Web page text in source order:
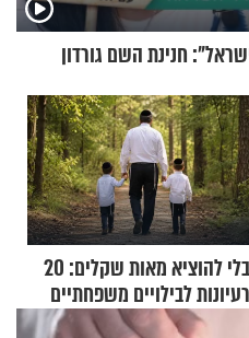
חנינת השם גורדון
בלי להוציא מאות שקלים: 20
רעיונות לבילויים משפחתיים
כמעט בחינם